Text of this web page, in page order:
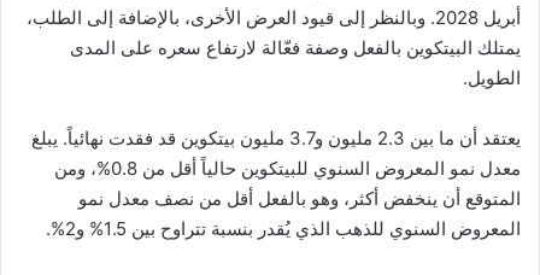
أبريل 2028. وبالنظر إلى قيود العرض الأخرى، بالإضافة إلى الطلب،
يمتلك البيتكوين بالفعل وصفة فعّالة لارتفاع سعره على المدى
الطويل.
يعتقد أن ما بين 2.3 مليون و3.7 مليون بيتكوين قد فقدت نهائياً. يبلغ
معدل نمو المعروض السنوي للبيتكوين حالياً أقل من 0.8%، ومن
المتوقع أن ينخفض ​​أكثر، وهو بالفعل أقل من نصف معدل نمو
المعروض السنوي للذهب الذي يُقدر بنسبة تتراوح بين 1.5% و2%.